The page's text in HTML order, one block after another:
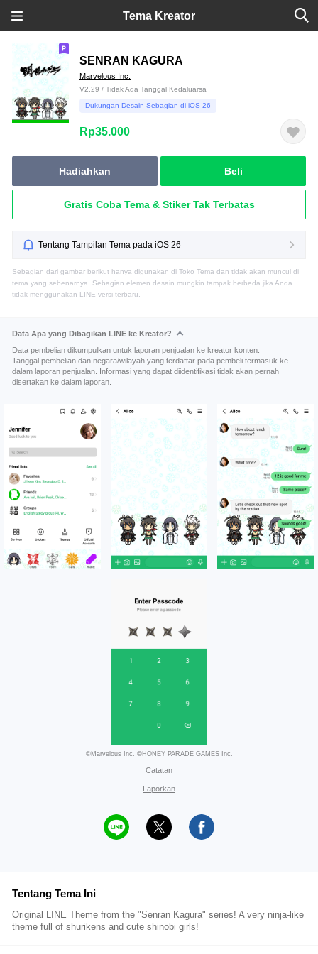
Tema Kreator
SENRAN KAGURA
Marvelous Inc.
V2.29 / Tidak Ada Tanggal Kedaluarsa
Dukungan Desain Sebagian di iOS 26
Rp35.000
Hadiahkan Beli
Gratis Coba Tema & Stiker Tak Terbatas
Tentang Tampilan Tema pada iOS 26
Sebagian dari gambar berikut hanya digunakan di Toko Tema dan tidak akan muncul di
tema yang sebenarnya. Sebagian elemen desain mungkin tampak berbeda jika Anda
tidak menggunakan LINE versi terbaru.
Data Apa yang Dibagikan LINE ke Kreator?
Data pembelian dikumpulkan untuk laporan penjualan ke kreator konten.
Tanggal pembelian dan negara/wilayah yang terdaftar pada pembeli termasuk ke
dalam laporan penjualan. Informasi yang dapat diidentifikasi tidak akan pernah
disertakan ke dalam laporan.
©Marvelous Inc. ©HONEY PARADE GAMES Inc.
Catatan
Laporkan
Tentang Tema Ini
Original LINE Theme from the "Senran Kagura" series! A very ninja-like
theme full of shurikens and cute shinobi girls!